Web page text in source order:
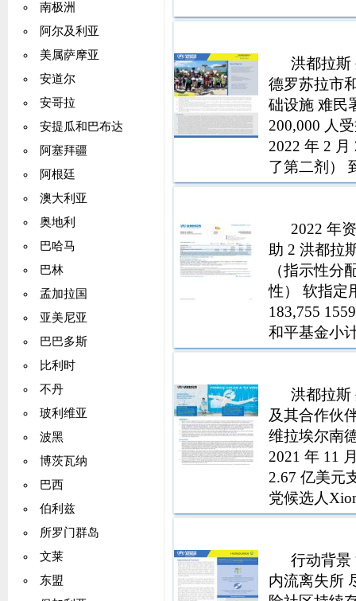
南极洲
阿尔及利亚
美属萨摩亚
安道尔
安哥拉
安提瓜和巴布达
阿塞拜疆
阿根廷
澳大利亚
奥地利
巴哈马
巴林
孟加拉国
亚美尼亚
巴巴多斯
比利时
不丹
玻利维亚
波黑
博茨瓦纳
巴西
伯利兹
所罗门群岛
文莱
东盟
洪都拉斯
德罗苏拉市
础设施 难民
200,000 人
2022 年 2
了第二剂）
呼吁提供
2022 年
助 2 洪都拉
（指示性分
性） 软指定
183,755
和平基金小
2571638
洪都拉斯
及其合作伙
维拉埃尔南
2021 年 11
2.67 亿美元
党候选人
来第一位左
行动背景
内流离失所